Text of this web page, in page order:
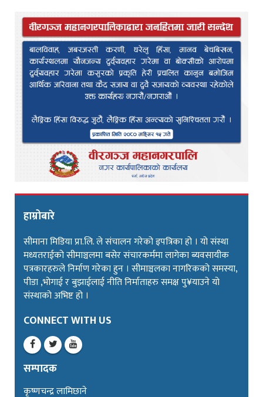
हाम्रोबारे
सीमाना मिडिया प्रा.लि. ले संचालन गरेको इपत्रिका हो । यो संस्था
मध्यतराईको सीमाञ्चलमा बसेर संचारकर्ममा लागेका ब्यवसायीक
पत्रकारहरुले निर्माण गरेका हुन । सीमाञ्चलका नागरिकको समस्या,
पीडा ,भोगाई र बुझाईलाई नीति निर्माताहरु समक्ष पु¥याउने यो
संस्थाको अभिष्ट हो ।
CONNECT WITH US
सम्पादक
कृष्णचन्द्र लामिछाने